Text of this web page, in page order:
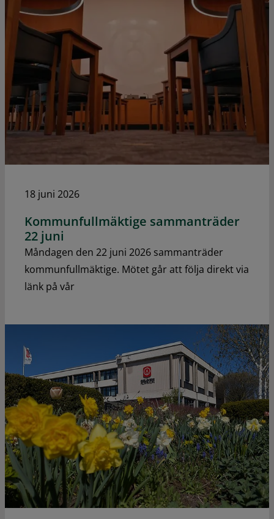
18 juni 2026
Kommunfullmäktige sammanträder
22 juni
Måndagen den 22 juni 2026 sammanträder
kommunfullmäktige. Mötet går att följa direkt via
länk på vår